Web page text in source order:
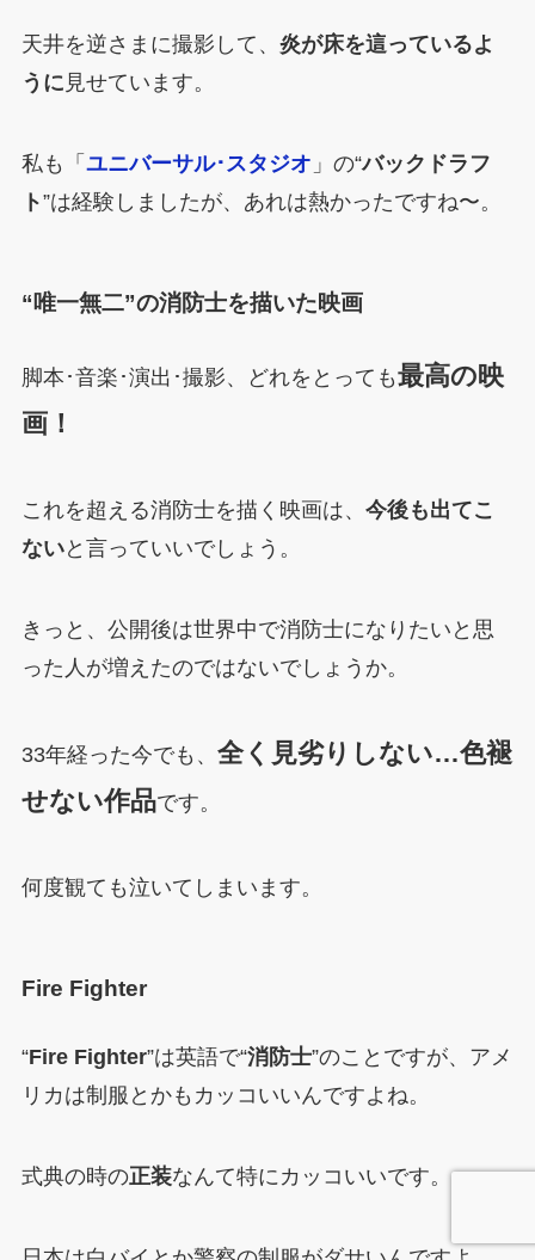
天井を逆さまに撮影して、 炎が床を這っているよ
うに 見せています。
私も「 ユニバーサル･スタジオ 」の“バックドラフ
ト”は経験しましたが、あれは熱かったですね〜。
“唯一無二”の消防士を描いた映画
脚本･音楽･演出･撮影、どれをとっても最高の映
画！
これを超える消防士を描く映画は、 今後も出てこ
ないと言っていいでしょう。
きっと、公開後は世界中で消防士になりたいと思
った人が増えたのではないでしょうか。
33年経った今でも、 全く見劣りしない…色褪
せない作品です。
何度観ても泣いてしまいます。
Fire Fighter
“Fire Fighter”は英語で“消防士”のことですが、アメ
リカは制服とかもカッコいいんですよね。
式典の時の正装なんて特にカッコいいです。